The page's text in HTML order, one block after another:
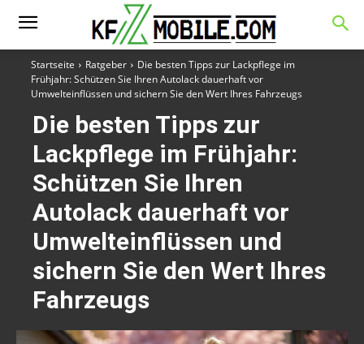
Startseite Ratgeber
Die besten Tipps zur Lackpflege im
Frühjahr: Schützen Sie Ihren Autolack dauerhaft vor
Umwelteinflüssen und sichern Sie den Wert Ihres Fahrzeugs
Die besten Tipps zur
Lackpflege im Frühjahr:
Schützen Sie Ihren
Autolack dauerhaft vor
Umwelteinflüssen und
sichern Sie den Wert Ihres
Fahrzeugs